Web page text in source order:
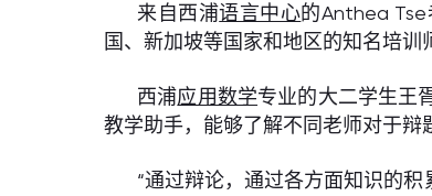
来自西浦语言中心的Anthea
国、新加坡等国家和地区的知名培
西浦应用数学专业的大二学生王
教学助手，能够了解不同老师对于辩
“通过辩论，通过各方面知识的